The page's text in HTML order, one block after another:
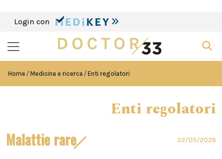
Login con
Home Medicina e ricerca Enti regolatori
Enti regolatori
Malattie rare 22/05/2026